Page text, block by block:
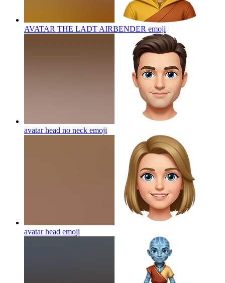
AVATAR THE LADT AIRBENDER emoji
avatar head no neck emoji
avatar head emoji